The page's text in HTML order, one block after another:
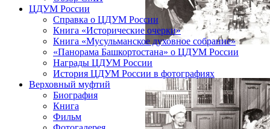
ЦДУМ России
Справка о ЦДУМ России
Книга «Исторические очерки»
Книга «Мусульманское духовное собрание»
«Панорама Башкортостана» о ЦДУМ России
Награды ЦДУМ России
История ЦДУМ России в фотографиях
Верховный муфтий
Биография
Книга
Фильм